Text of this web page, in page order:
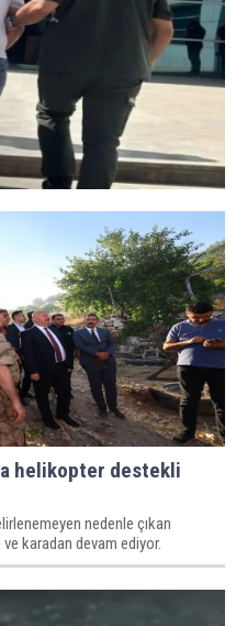
helikopter destekli
nedenle çıkan
ve karadan devam ediyor.